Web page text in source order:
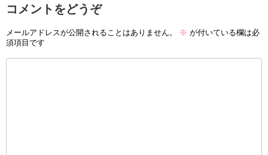
コメントをどうぞ
メールアドレスが公開されることはありません。 ※ が付いている欄は必
須項目です